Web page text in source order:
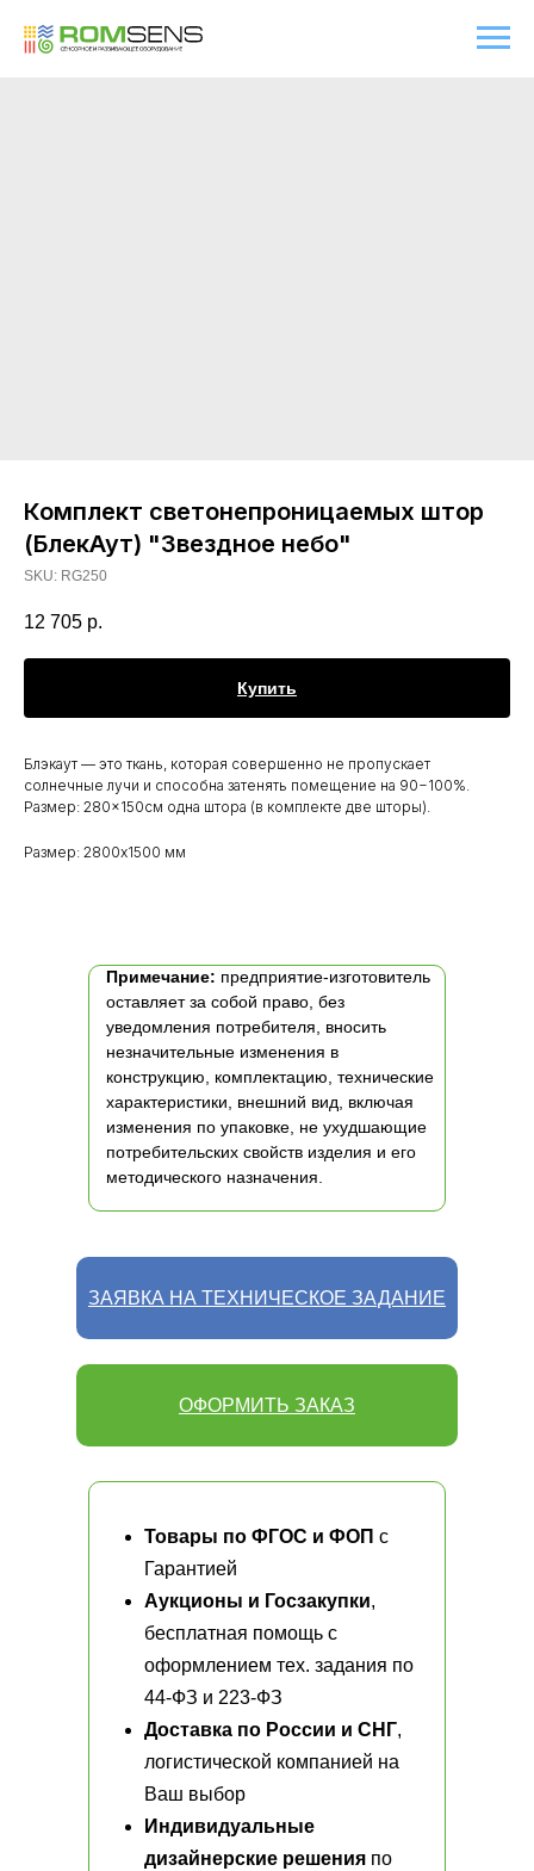
Комплект светонепроницаемых штор
(БлекАут) "Звездное небо"
SKU: RG250
12 705 р.
Купить
Блэкаут — это ткань, которая совершенно не пропускает
солнечные лучи и способна затенять помещение на 90−100%.
Размер: 280×150см одна штора (в комплекте две шторы).
Размер: 2800х1500 мм
ЗАЯВКА НА ТЕХНИЧЕСКОЕ ЗАДАНИЕ
ОФОРМИТЬ ЗАКАЗ
Товары по ФГОС и ФОП с
Гарантией
Аукционы и Госзакупки,
бесплатная помощь с
оформлением тех. задания по
44-ФЗ и 223-ФЗ
Доставка по России и СНГ,
логистической компанией на
Ваш выбор
Индивидуальные
дизайнерские решения по
Примечание: предприятие-изготовитель
оставляет за собой право, без
уведомления потребителя, вносить
незначительные изменения в
конструкцию, комплектацию, технические
характеристики, внешний вид, включая
изменения по упаковке, не ухудшающие
потребительских свойств изделия и его
методического назначения.